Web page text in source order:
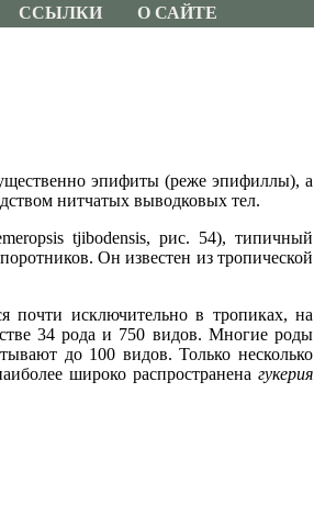
ССЫЛКИ О САЙТЕ
эпифиты (реже эпифиллы), а
нитчатых выводковых тел.
tjibodensis, рис. 54), типичный
Он известен из тропической
почти исключительно в тропиках, на
34 рода и 750 видов. Многие роды
до 100 видов. Только несколько
широко распространена гукерия